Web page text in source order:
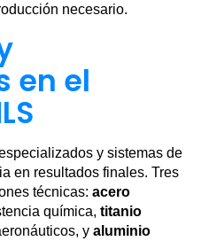
necesario.
en el
y sistemas de
en resultados finales. Tres
técnicas: acero
química, titanio
y aluminio